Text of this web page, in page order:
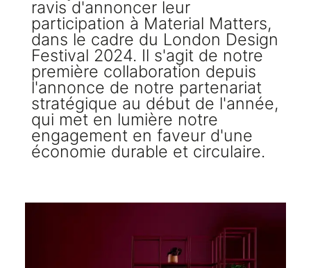
ravis d'annoncer leur
participation à Material Matters,
dans le cadre du London Design
Festival 2024. Il s'agit de notre
première collaboration depuis
l'annonce de notre partenariat
stratégique au début de l'année,
qui met en lumière notre
engagement en faveur d'une
économie durable et circulaire.